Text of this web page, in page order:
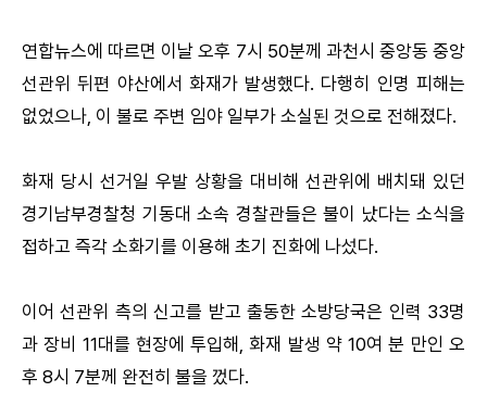
연합뉴스에 따르면 이날 오후 7시 50분께 과천시 중앙동 중앙
선관위 뒤편 야산에서 화재가 발생했다. 다행히 인명 피해는
없었으나, 이 불로 주변 임야 일부가 소실된 것으로 전해졌다.
화재 당시 선거일 우발 상황을 대비해 선관위에 배치돼 있던
경기남부경찰청 기동대 소속 경찰관들은 불이 났다는 소식을
접하고 즉각 소화기를 이용해 초기 진화에 나섰다.
이어 선관위 측의 신고를 받고 출동한 소방당국은 인력 33명
과 장비 11대를 현장에 투입해, 화재 발생 약 10여 분 만인 오
후 8시 7분께 완전히 불을 껐다.